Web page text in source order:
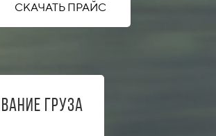
СКАЧАТЬ ПРАЙС
груза